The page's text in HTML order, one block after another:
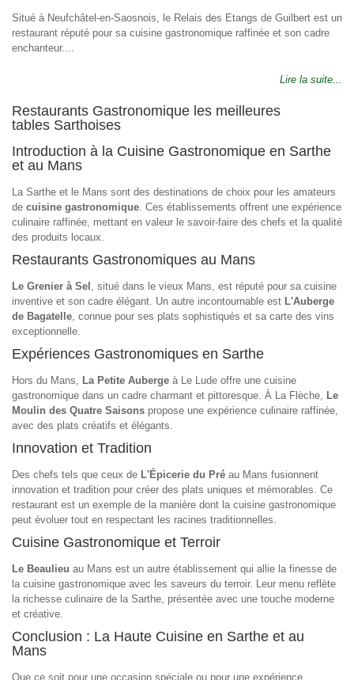
Situé à Neufchâtel-en-Saosnois, le Relais des Etangs de Guilbert est un
restaurant réputé pour sa cuisine gastronomique raffinée et son cadre
enchanteur....
Lire la suite...
Restaurants Gastronomique les meilleures
tables Sarthoises
Introduction à la Cuisine Gastronomique en Sarthe
et au Mans
La Sarthe et le Mans sont des destinations de choix pour les amateurs
de cuisine gastronomique. Ces établissements offrent une expérience
culinaire raffinée, mettant en valeur le savoir-faire des chefs et la qualité
des produits locaux.
Restaurants Gastronomiques au Mans
Le Grenier à Sel , situé dans le vieux Mans, est réputé pour sa cuisine
inventive et son cadre élégant. Un autre incontournable est L'Auberge
de Bagatelle, connue pour ses plats sophistiqués et sa carte des vins
exceptionnelle.
Expériences Gastronomiques en Sarthe
Hors du Mans, La Petite Auberge à Le Lude offre une cuisine
gastronomique dans un cadre charmant et pittoresque. À La Flèche, Le
Moulin des Quatre Saisons propose une expérience culinaire raffinée,
avec des plats créatifs et élégants.
Innovation et Tradition
Des chefs tels que ceux de L'Épicerie du Pré au Mans fusionnent
innovation et tradition pour créer des plats uniques et mémorables. Ce
restaurant est un exemple de la manière dont la cuisine gastronomique
peut évoluer tout en respectant les racines traditionnelles.
Cuisine Gastronomique et Terroir
Le Beaulieu au Mans est un autre établissement qui allie la finesse de
la cuisine gastronomique avec les saveurs du terroir. Leur menu reflète
la richesse culinaire de la Sarthe, présentée avec une touche moderne
et créative.
Conclusion : La Haute Cuisine en Sarthe et au
Mans
Que ce soit pour une occasion spéciale ou pour une expérience